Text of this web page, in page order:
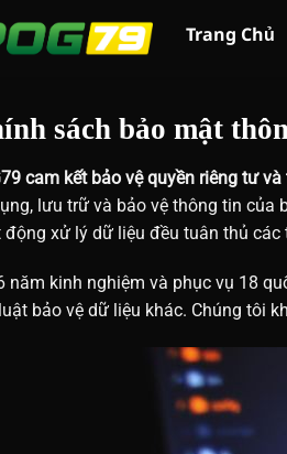
Trang Chủ
sách bảo mật
cam kết bảo vệ quyền riêng tư
lưu trữ và bảo vệ thông tin của
động xử lý dữ liệu đều tuân thủ
năm kinh nghiệm và phục vụ 18
bảo vệ dữ liệu khác. Chúng tôi